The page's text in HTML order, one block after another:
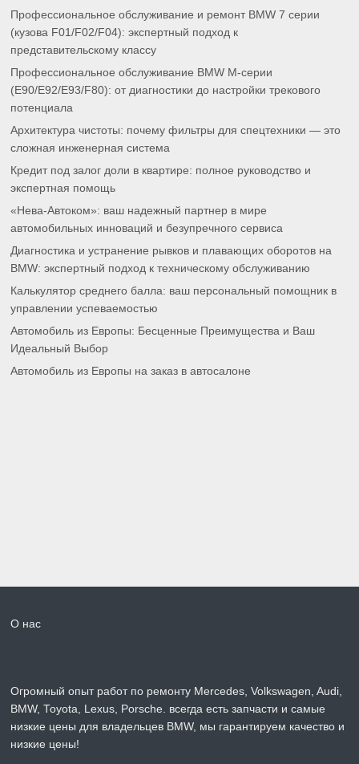
Профессиональное обслуживание и ремонт BMW 7 серии
(кузова F01/F02/F04): экспертный подход к
представительскому классу
Профессиональное обслуживание BMW M-серии
(E90/E92/E93/F80): от диагностики до настройки трекового
потенциала
Архитектура чистоты: почему фильтры для спецтехники — это
сложная инженерная система
Кредит под залог доли в квартире: полное руководство и
экспертная помощь
«Нева-Автоком»: ваш надежный партнер в мире
автомобильных инноваций и безупречного сервиса
Диагностика и устранение рывков и плавающих оборотов на
BMW: экспертный подход к техническому обслуживанию
Калькулятор среднего балла: ваш персональный помощник в
управлении успеваемостью
Автомобиль из Европы: Бесценные Преимущества и Ваш
Идеальный Выбор
Автомобиль из Европы на заказ в автосалоне
О нас
Огромный опыт работ по ремонту Mercedes, Volkswagen, Audi,
BMW, Toyota, Lexus, Porsche. всегда есть запчасти и самые
низкие цены для владельцев BMW, мы гарантируем качество и
низкие цены!